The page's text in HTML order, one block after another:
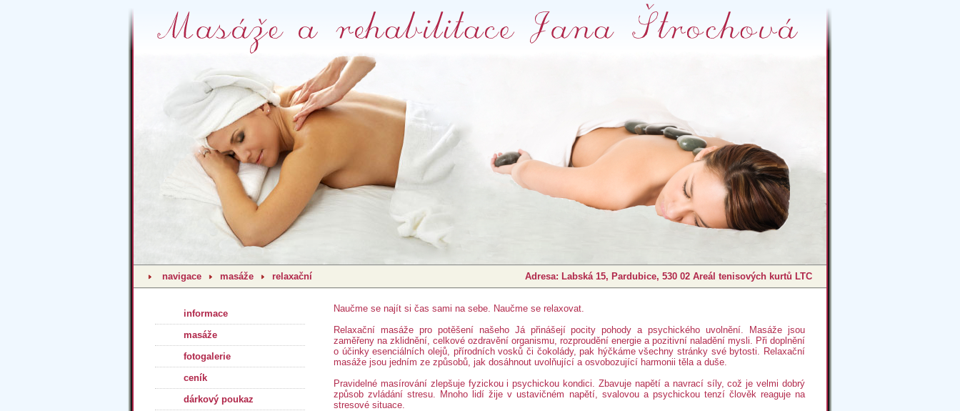
navigace masáže relaxační Adresa: Labská 15, Pardubice, 530 02 Areál tenisových kurtů LTC
Naučme se najít si čas sami na sebe. Naučme se relaxovat.
Relaxační masáže pro potěšení našeho Já přinášejí pocity pohody a psychického uvolnění. Masáže jsou
zaměřeny na zklidnění, celkové ozdravění organismu, rozproudění energie a pozitivní naladění mysli. Při doplnění
o účinky esenciálních olejů, přírodních vosků či čokolády, pak hýčkáme všechny stránky své bytosti. Relaxační
masáže jsou jedním ze způsobů, jak dosáhnout uvolňující a osvobozující harmonii těla a duše.
Pravidelné masírování zlepšuje fyzickou i psychickou kondici. Zbavuje napětí a navrací síly, což je velmi dobrý
způsob zvládání stresu. Mnoho lidí žije v ustavičném napětí, svalovou a psychickou tenzí člověk reaguje na
stresové situace.
informace
masáže
fotogalerie
ceník
dárkový poukaz